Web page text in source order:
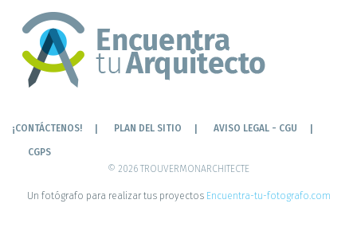
¡CONTÁCTENOS! PLAN DEL SITIO AVISO LEGAL - CGU
CGPS
© 2026 TROUVERMONARCHITECTE
Un fotógrafo para realizar tus proyectos Encuentra-tu-fotografo.com